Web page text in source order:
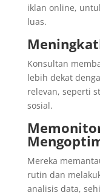
iklan online,
luas.
Konsultan
lebih dekat
relevan, seperti
sosial.
Mereka
rutin dan
analisis data,